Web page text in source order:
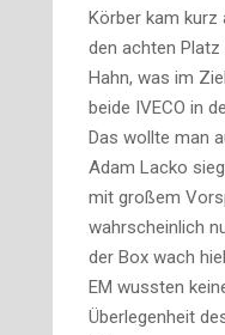
Körber kam
den achten
Hahn, was im
beide IVECO in
Das wollte man
Adam Lacko
mit großem
wahrscheinlich
der Box wach
EM wussten
Überlegenheit